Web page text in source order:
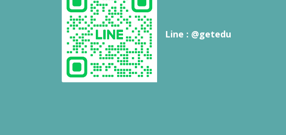
Line : @getedu